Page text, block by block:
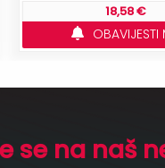
18,58 €
OBAVIJESTI
se na naš